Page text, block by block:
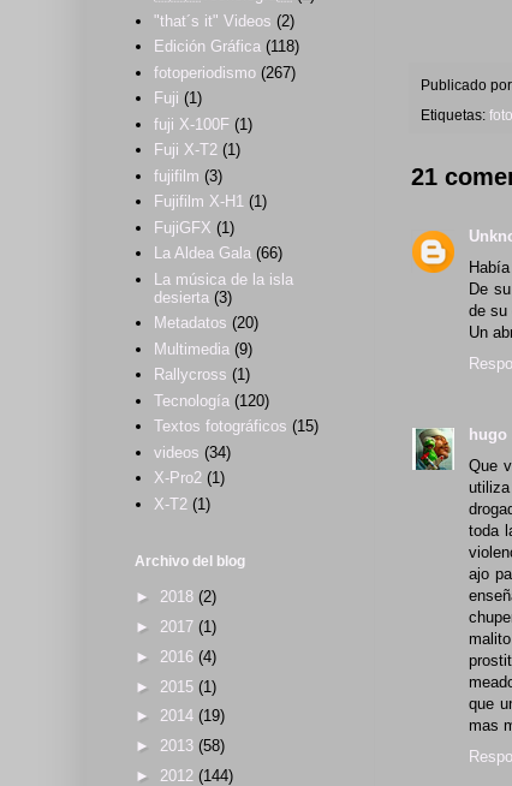
Publicado por
Etiquetas:
21
De
de su
Un
hugo
Que
toda
ajo
que
mas
"that´s it" Videos (2)
Edición Gráfica (118)
fotoperiodismo (267)
Fuji (1)
fuji X-100F (1)
Fuji X-T2 (1)
fujifilm (3)
Fujifilm X-H1 (1)
FujiGFX (1)
La Aldea Gala (66)
La música de la isla
desierta (3)
Metadatos (20)
Multimedia (9)
Rallycross (1)
Tecnología (120)
Textos fotográficos (15)
videos (34)
X-Pro2 (1)
X-T2 (1)
Archivo del blog
► 2018 (2)
► 2017 (1)
► 2016 (4)
► 2015 (1)
► 2014 (19)
► 2013 (58)
► 2012 (144)